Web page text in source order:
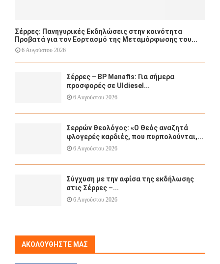
Σέρρες: Πανηγυρικές Εκδηλώσεις στην κοινότητα
Προβατά για τον Εορτασμό της Μεταμόρφωσης του...
6 Αυγούστου 2026
Σέρρες – BP Manafis: Για σήμερα
προσφορές σε Uldiesel...
6 Αυγούστου 2026
Σερρών Θεολόγος: «Ο Θεός αναζητά
φλογερές καρδιές, που πυρπολούνται,...
6 Αυγούστου 2026
Σύγχυση με την αφίσα της εκδήλωσης
στις Σέρρες –...
6 Αυγούστου 2026
ΑΚΟΛΟΥΘΉΣΤΕ ΜΑΣ